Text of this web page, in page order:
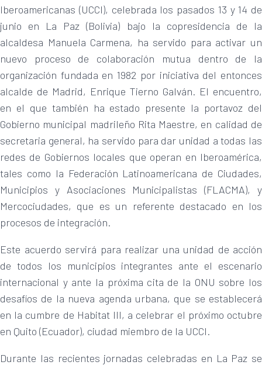
Iberoamericanas (UCCI), celebrada los pasados 13 y 14 de
junio en La Paz (Bolivia) bajo la copresidencia de la
alcaldesa Manuela Carmena, ha servido para activar un
nuevo proceso de colaboración mutua dentro de la
organización fundada en 1982 por iniciativa del entonces
alcalde de Madrid, Enrique Tierno Galván. El encuentro,
en el que también ha estado presente la portavoz del
Gobierno municipal madrileño Rita Maestre, en calidad de
secretaria general, ha servido para dar unidad a todas las
redes de Gobiernos locales que operan en Iberoamérica,
tales como la Federación Latinoamericana de Ciudades,
Municipios y Asociaciones Municipalistas (FLACMA), y
Mercociudades, que es un referente destacado en los
procesos de integración.
Este acuerdo servirá para realizar una unidad de acción
de todos los municipios integrantes ante el escenario
internacional y ante la próxima cita de la ONU sobre los
desafíos de la nueva agenda urbana, que se establecerá
en la cumbre de Habitat III, a celebrar el próximo octubre
en Quito (Ecuador), ciudad miembro de la UCCI.
Durante las recientes jornadas celebradas en La Paz se